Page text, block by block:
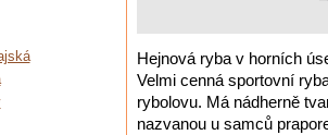
Hejnová ryba v horních
Velmi cenná sportovní
rybolovu. Má nádherně
nazvanou u samců